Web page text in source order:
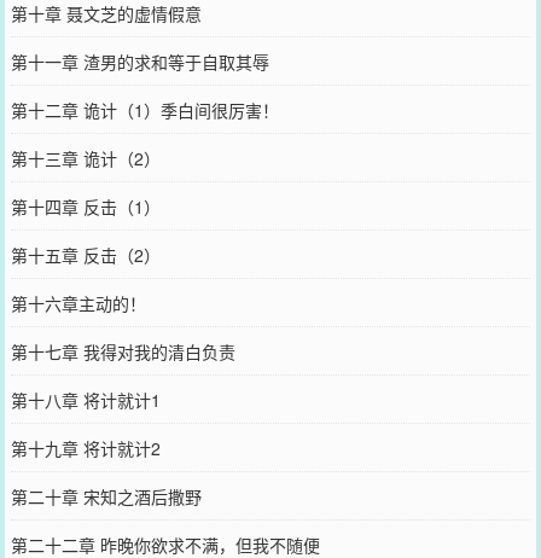
第十章 聂文芝的虚情假意
第十一章 渣男的求和等于自取其辱
第十二章 诡计（1）季白间很厉害！
第十三章 诡计（2）
第十四章 反击（1）
第十五章 反击（2）
第十六章主动的！
第十七章 我得对我的清白负责
第十八章 将计就计1
第十九章 将计就计2
第二十章 宋知之酒后撒野
第二十二章 昨晚你欲求不满，但我不随便